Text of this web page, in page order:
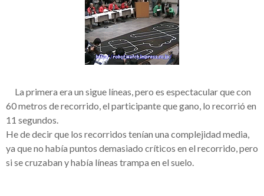
La primera era un sigue líneas, pero es espectacular que con
60 metros de recorrido, el participante que gano, lo recorrió en
11 segundos.
He de decir que los recorridos tenían una complejidad media,
ya que no había puntos demasiado críticos en el recorrido, pero
si se cruzaban yhabía líneas trampa en el suelo.